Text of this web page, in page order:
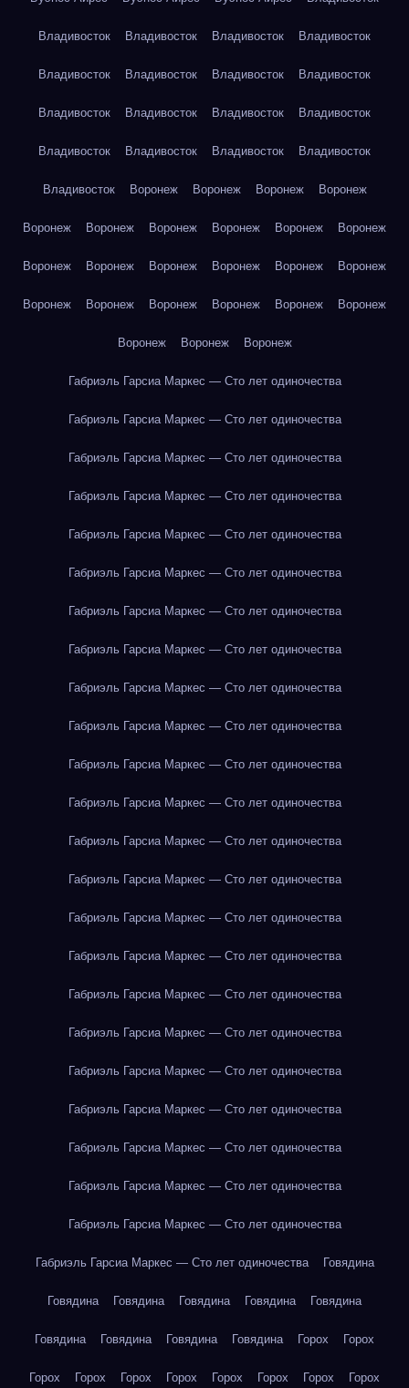
Владивосток Владивосток Владивосток Владивосток
Владивосток Владивосток Владивосток Владивосток
Владивосток Владивосток Владивосток Владивосток
Владивосток Владивосток Владивосток Владивосток
Владивосток Воронеж Воронеж Воронеж Воронеж
Воронеж Воронеж Воронеж Воронеж Воронеж Воронеж
Воронеж Воронеж Воронеж Воронеж Воронеж Воронеж
Воронеж Воронеж Воронеж Воронеж Воронеж Воронеж
Воронеж Воронеж Воронеж
Габриэль Гарсиа Маркес — Сто лет одиночества
Габриэль Гарсиа Маркес — Сто лет одиночества
Габриэль Гарсиа Маркес — Сто лет одиночества
Габриэль Гарсиа Маркес — Сто лет одиночества
Габриэль Гарсиа Маркес — Сто лет одиночества
Габриэль Гарсиа Маркес — Сто лет одиночества
Габриэль Гарсиа Маркес — Сто лет одиночества
Габриэль Гарсиа Маркес — Сто лет одиночества
Габриэль Гарсиа Маркес — Сто лет одиночества
Габриэль Гарсиа Маркес — Сто лет одиночества
Габриэль Гарсиа Маркес — Сто лет одиночества
Габриэль Гарсиа Маркес — Сто лет одиночества
Габриэль Гарсиа Маркес — Сто лет одиночества
Габриэль Гарсиа Маркес — Сто лет одиночества
Габриэль Гарсиа Маркес — Сто лет одиночества
Габриэль Гарсиа Маркес — Сто лет одиночества
Габриэль Гарсиа Маркес — Сто лет одиночества
Габриэль Гарсиа Маркес — Сто лет одиночества
Габриэль Гарсиа Маркес — Сто лет одиночества
Габриэль Гарсиа Маркес — Сто лет одиночества
Габриэль Гарсиа Маркес — Сто лет одиночества
Габриэль Гарсиа Маркес — Сто лет одиночества
Габриэль Гарсиа Маркес — Сто лет одиночества
Габриэль Гарсиа Маркес — Сто лет одиночества Говядина
Говядина Говядина Говядина Говядина Говядина
Говядина Говядина Говядина Говядина Горох Горох
Горох Горох Горох Горох Горох Горох Горох Горох